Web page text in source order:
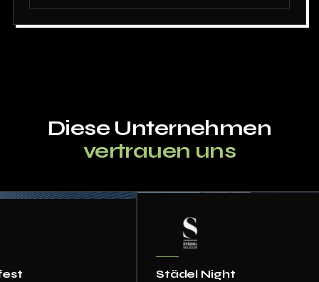
Diese Unternehmen
vertrauen uns
Städel Night